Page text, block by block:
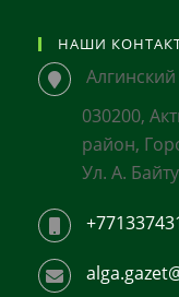
НАШИ
030200,
район,
Ул. А.